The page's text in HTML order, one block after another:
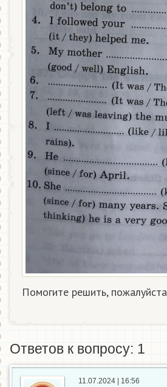
Помогите решить, пожалуйста​
Ответов к вопросу: 1
11.07.2024 | 16:56